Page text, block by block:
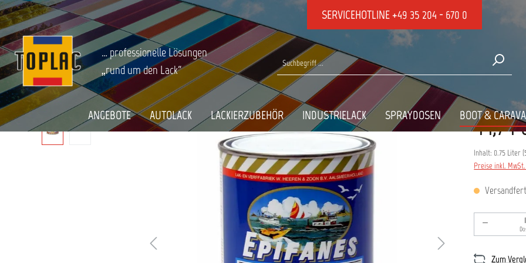
Zur Hauptnavigation springen SERVICEHOTLINE+49 35 204 - 670 0
… professionelle Lösungen
„rund um den Lack“
ANGEBOTE AUTOLACK LACKIERZUBEHÖR INDUSTRIELACK SPRAYDOSEN BOOT &
Startseite BOOT & CARAVAN Bootslacke Buntlacke
EPIFANES NAUTIFORTE 1-KOMPONENTEN E2-7, GEBR. WEISS
Bildergalerie überspringen
44,74
Inhalt: 0.75 Liter (
Preise inkl.
Produkt
Zum